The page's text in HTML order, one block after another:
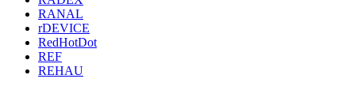
RANAL
rDEVICE
RedHotDot
REF
REHAU